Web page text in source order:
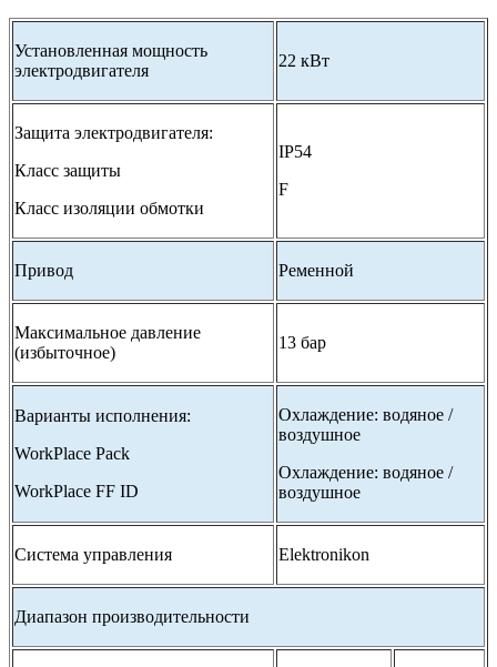
Установленная мощность
электродвигателя
22 кВт
Защита электродвигателя:
Класс защиты
Класс изоляции обмотки
IP54
F
Привод Ременной
Максимальное давление
(избыточное)
13 бар
Варианты исполнения:
WorkPlace Pack
WorkPlace FF ID
Охлаждение: водяное /
воздушное
Охлаждение: водяное /
воздушное
Система управления Elektronikon
Диапазон производительности